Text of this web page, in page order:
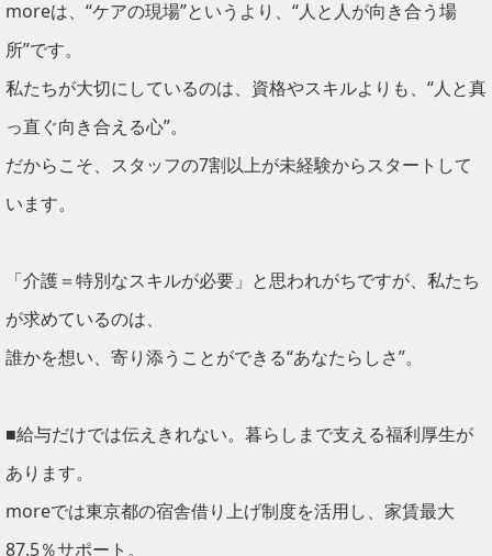
moreは、“ケアの現場”というより、“人と人が向き合う場
所”です。
私たちが大切にしているのは、資格やスキルよりも、“人と真
っ直ぐ向き合える心”。
だからこそ、スタッフの7割以上が未経験からスタートして
います。
「介護＝特別なスキルが必要」と思われがちですが、私たち
が求めているのは、
誰かを想い、寄り添うことができる“あなたらしさ”。
■給与だけでは伝えきれない。暮らしまで支える福利厚生が
あります。
moreでは東京都の宿舎借り上げ制度を活用し、家賃最大
87.5％サポート。